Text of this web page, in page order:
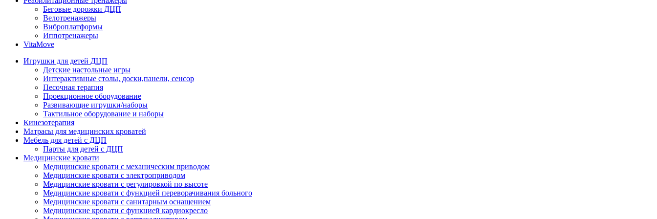
Беговые дорожки ДЦП
Велотренажеры
Виброплатформы
Иппотренажеры
VitaMove
Игрушки для детей ДЦП
Детские настольные игры
Интерактивные столы, доски,панели, сенсор
Песочная терапия
Проекционное оборудование
Развивающие игрушки/наборы
Тактильное оборудование и наборы
Кинезотерапия
Матрасы для медицинских кроватей
Мебель для детей с ДЦП
Парты для детей с ДЦП
Медицинские кровати
Медицинские кровати с механическим приводом
Медицинские кровати с электроприводом
Медицинские кровати с регулировкой по высоте
Медицинские кровати с функцией переворачивания больного
Медицинские кровати с санитарным оснащением
Медицинские кровати с функцией кардиокресло